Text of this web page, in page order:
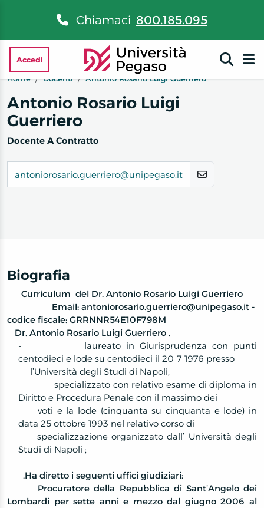
Chiamaci 800.185.095
Accedi
Home
Docenti Antonio Rosario Luigi Guerriero
Antonio Rosario Luigi
Guerriero
Docente A Contratto
antoniorosario.guerriero@unipegaso.it
Biografia
Curriculum del Dr. Antonio Rosario Luigi Guerriero
Email: antoniorosario.guerriero@unipegaso.it -
codice fiscale: GRRNNR54E10F798M
Dr. Antonio Rosario Luigi Guerriero .
-
laureato in Giurisprudenza con punti
centodieci e lode su centodieci il 20-7-1976 presso
l’Università degli Studi di Napoli;
-
specializzato con relativo esame di diploma in
Diritto e Procedura Penale con il massimo dei
voti e la lode (cinquanta su cinquanta e lode) in
data 25 ottobre 1993 nel relativo corso di
specializzazione organizzato dall’ Università degli
Studi di Napoli ;
.Ha diretto i seguenti uffici giudiziari:
Procuratore della Repubblica di Sant’Angelo dei
Lombardi per sette anni e mezzo dal giugno 2006 al